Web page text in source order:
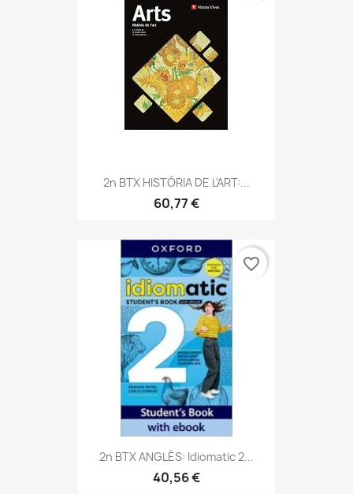
2n BTX HISTÒRIA DE L'ART:...
60,77 €
2n BTX ANGLÈS: Idiomatic 2...
40,56 €
favorite_border